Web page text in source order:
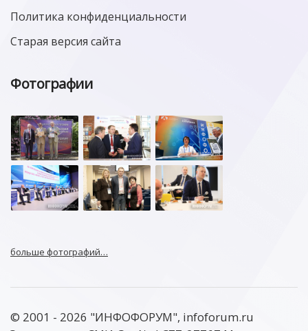
Политика конфиденциальности
Старая версия сайта
Фотографии
больше фотографий…
© 2001 - 2026 "ИНФОФОРУМ", infoforum.ru